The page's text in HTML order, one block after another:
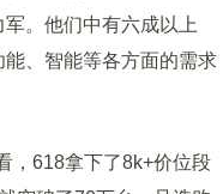
。他们中有六成以上
能、智能等各方面的需求
618拿下了8k+价位段